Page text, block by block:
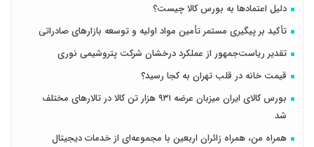
دلیل اعتمادها به بورس کالا چیست؟
تأکید بر پیگیری مستمر تأمین مواد اولیه و توسعه بازارهای صادراتی
تقدیر ریاست‌جمهور از عملکرد درخشان شرکت پتروشیمی نوری
قیمت خانه در قلب تهران به کجا رسید؟
بورس کالای ایران میزبان عرضه ۹۳۱ هزار تن کالا در تالارهای مختلف
شد
همراه من، همراه زائران اربعین با مجموعه‌ای از خدمات دیجیتال